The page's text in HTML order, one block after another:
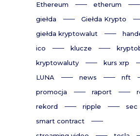
Ethereum
etherum
giełda
Giełda Krypto
giełda kryptowalut
ico
klucze
kryptowaluty
kurs xrp
LUNA
news
nft
promocja
raport
rekord
ripple
sec
smart contract